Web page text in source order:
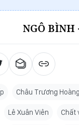
NGÔ BÌNH
Châu Trương
Lê Xuân Viên Chất